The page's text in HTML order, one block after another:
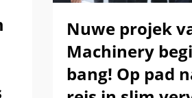
Nuwe projek
Machinery
bang! Op pad